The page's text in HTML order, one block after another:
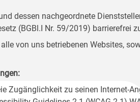
dessen nachgeordnete
(BGBl.I Nr. 59/2019) barrierefrei
von uns betriebenen Websites,
Zugänglichkeit zu seinen Internet-